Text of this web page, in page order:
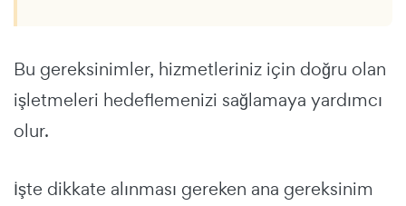
Bu gereksinimler, hizmetleriniz için doğru olan
işletmeleri hedeflemenizi sağlamaya yardımcı
olur.
İşte dikkate alınması gereken ana gereksinim